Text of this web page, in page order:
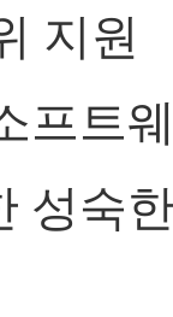
지원
프트
성숙